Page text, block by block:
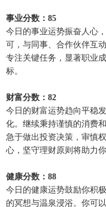
事业分数：85
今日的事业运势振奋人心
可，与同事、合作伙伴互
专注关键任务，显著职业
标。
财富分数：82
今日的财富运势趋向平稳
化。继续秉持谨慎的消费
急于做出投资决策，审慎
心，坚守理财原则将助力
健康分数：88
今日的健康运势鼓励你积
的冥想与温泉浸浴。你可